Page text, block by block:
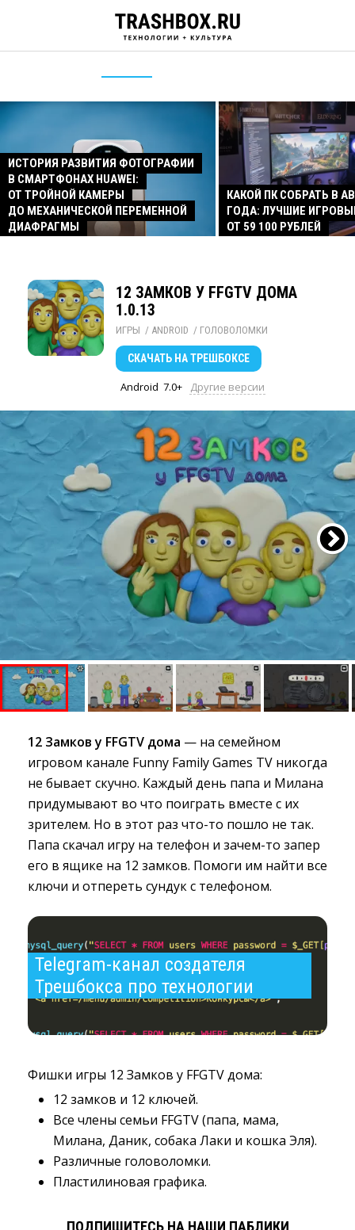
ИСТОРИЯ РАЗВИТИЯ ФОТОГРАФИИ
В СМАРТФОНАХ HUAWEI:
ОТ ТРОЙНОЙ КАМЕРЫ
ДО МЕХАНИЧЕСКОЙ ПЕРЕМЕННОЙ
ДИАФРАГМЫ
КАКОЙ ПК СОБРАТЬ В
ГОДА: ЛУЧШИЕ
ОТ 59 100 РУБЛЕЙ
12 ЗАМКОВ У FFGTV ДОМА
1.0.13
ИГРЫ / ANDROID / ГОЛОВОЛОМКИ
СКАЧАТЬ НА ТРЕШБОКСЕ
Android 7.0+ Другие версии
12 Замков у FFGTV дома — на семейном
игровом канале Funny Family Games TV никогда
не бывает скучно. Каждый день папа и Милана
придумывают во что поиграть вместе с их
зрителем. Но в этот раз что-то пошло не так.
Папа скачал игру на телефон и зачем-то запер
его в ящике на 12 замков. Помоги им найти все
ключи и отпереть сундук с телефоном.
Telegram-канал создателя
Трешбокса про технологии
Фишки игры 12 Замков у FFGTV дома:
12 замков и 12 ключей.
Все члены семьи FFGTV (папа, мама,
Милана, Даник, собака Лаки и кошка Эля).
Различные головоломки.
Пластилиновая графика.
ПОДПИШИТЕСЬ НА НАШИ ПАБЛИКИ